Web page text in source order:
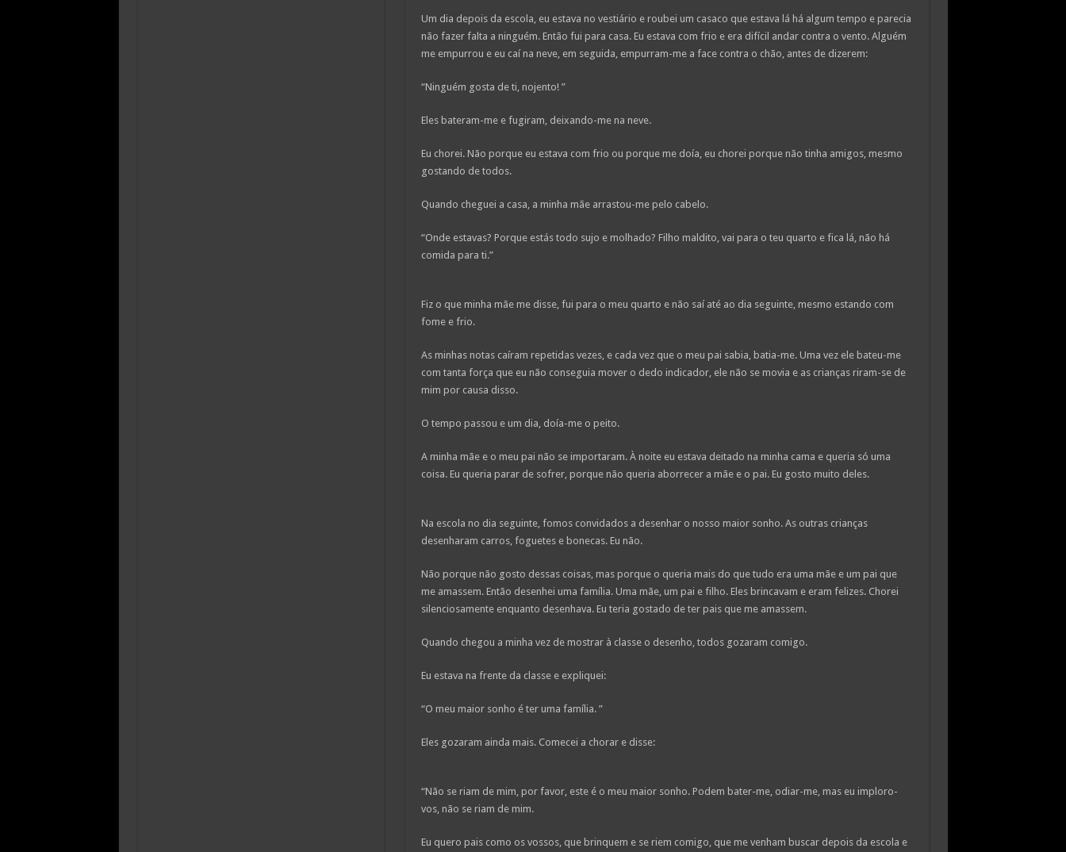
Um dia depois da escola, eu estava no vestiário e roubei um casaco que estava lá há algum tempo e parecia
não fazer falta a ninguém. Então fui para casa. Eu estava com frio e era difícil andar contra o vento. Alguém
me empurrou e eu caí na neve, em seguida, empurram-me a face contra o chão, antes de dizerem:
“Ninguém gosta de ti, nojento! ”
Eles bateram-me e fugiram, deixando-me na neve.
Eu chorei. Não porque eu estava com frio ou porque me doía, eu chorei porque não tinha amigos, mesmo
gostando de todos.
Quando cheguei a casa, a minha mãe arrastou-me pelo cabelo.
“Onde estavas? Porque estás todo sujo e molhado? Filho maldito, vai para o teu quarto e fica lá, não há
comida para ti.”
Fiz o que minha mãe me disse, fui para o meu quarto e não saí até ao dia seguinte, mesmo estando com
fome e frio.
As minhas notas caíram repetidas vezes, e cada vez que o meu pai sabia, batia-me. Uma vez ele bateu-me
com tanta força que eu não conseguia mover o dedo indicador, ele não se movia e as crianças riram-se de
mim por causa disso.
O tempo passou e um dia, doía-me o peito.
A minha mãe e o meu pai não se importaram. À noite eu estava deitado na minha cama e queria só uma
coisa. Eu queria parar de sofrer, porque não queria aborrecer a mãe e o pai. Eu gosto muito deles.
Na escola no dia seguinte, fomos convidados a desenhar o nosso maior sonho. As outras crianças
desenharam carros, foguetes e bonecas. Eu não.
Não porque não gosto dessas coisas, mas porque o queria mais do que tudo era uma mãe e um pai que
me amassem. Então desenhei uma família. Uma mãe, um pai e filho. Eles brincavam e eram felizes. Chorei
silenciosamente enquanto desenhava. Eu teria gostado de ter pais que me amassem.
Quando chegou a minha vez de mostrar à classe o desenho, todos gozaram comigo.
Eu estava na frente da classe e expliquei:
“O meu maior sonho é ter uma família. ”
Eles gozaram ainda mais. Comecei a chorar e disse:
“Não se riam de mim, por favor, este é o meu maior sonho. Podem bater-me, odiar-me, mas eu imploro-
vos, não se riam de mim.
Eu quero pais como os vossos, que brinquem e se riem comigo, que me venham buscar depois da escola e